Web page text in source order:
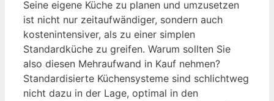
Seine eigene Küche zu planen und umzusetzen
ist nicht nur zeitaufwändiger, sondern auch
kostenintensiver, als zu einer simplen
Standardküche zu greifen. Warum sollten Sie
also diesen Mehraufwand in Kauf nehmen?
Standardisierte Küchensysteme sind schlichtweg
nicht dazu in der Lage, optimal in den